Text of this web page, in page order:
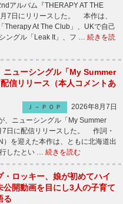
アルバム『THERAPY AT THE
7日にリリースした。 本作は、
Therapy At The Club」、UKで自己
ングル「Leak It」、フ … 続きを読
ニューシングル「My Summer
信リリース（本人コメントあ
Ｊ－ＰＯＰ
2026年8月7日
、ニューシングル「My Summer
7日に配信リリースした。 作詞・
を迎えた本作は、ともに北海道出
したとい … 続きを読む
・ロッキー、娘が初めてハイ
公開動画を目にし3人の子育て
る